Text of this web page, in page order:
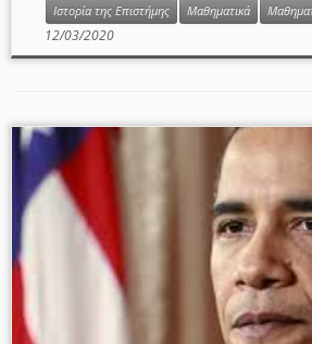
Ιστορία της Επιστήμης
Μαθηματικά
12/03/2020